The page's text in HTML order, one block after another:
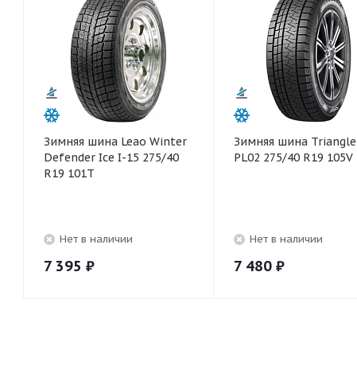
Зимняя шина Leao Winter
Defender Ice I-15 275/40
R19 101T
Нет в наличии
7 395 ₽
Зимняя шина Triangle
PL02 275/40 R19 105V
Нет в наличии
7 480 ₽